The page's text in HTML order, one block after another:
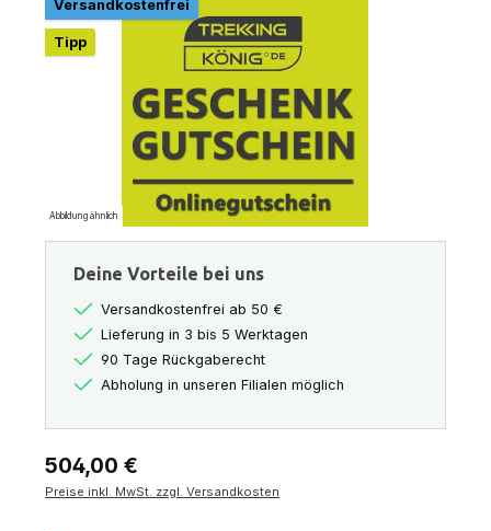
Versandkostenfrei
Tipp
Abbildung ähnlich
Deine Vorteile bei uns
Versandkostenfrei ab 50 €
Lieferung in 3 bis 5 Werktagen
90 Tage Rückgaberecht
Abholung in unseren Filialen möglich
Regulärer Preis:
504,00 €
Preise inkl. MwSt. zzgl. Versandkosten